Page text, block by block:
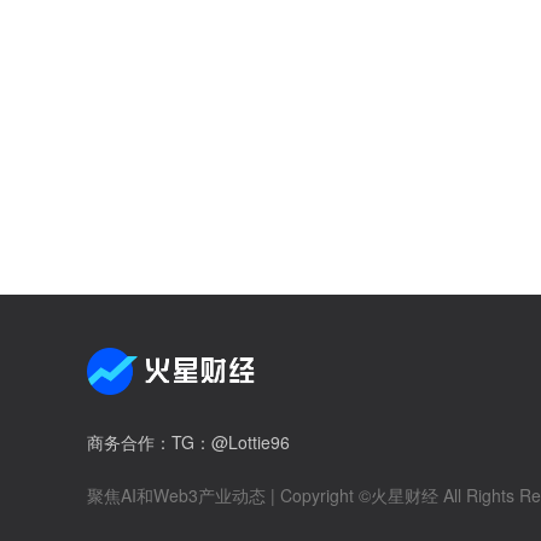
商务合作 ：TG：@Lottie96
聚焦AI和Web3产业动态 | Copyright ©火星财经 All Rights